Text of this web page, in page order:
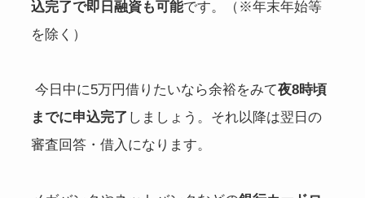
込完了で即日融資も可能です。（※年末年始等
を除く）
今日中に5万円借りたいなら余裕をみて夜8時頃
までに申込完了 しましょう。それ以降は翌日の
審査回答・借入になります。